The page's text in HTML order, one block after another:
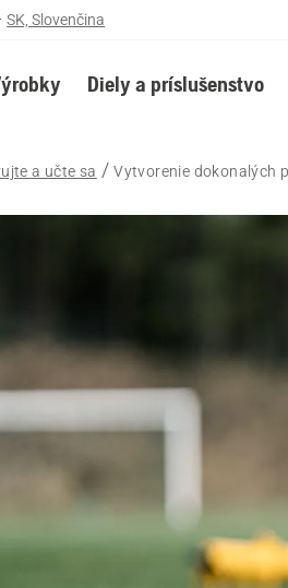
SK, Slovenčina
Diely a príslušenstvo
a učte sa Vytvorenie dokonalých